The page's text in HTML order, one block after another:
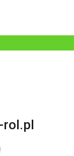
rol.pl